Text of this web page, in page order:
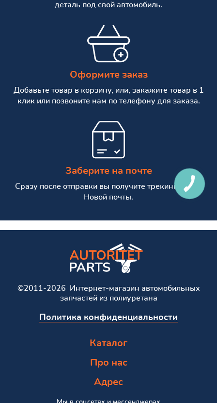
деталь под свой автомобиль.
Оформите заказ
Добавьте товар в корзину, или, закажите товар в 1
клик или позвоните нам по телефону для заказа.
Заберите на почте
Сразу после отправки вы получите трекинг номер
Новой почты.
©2011-2026 Интернет-магазин автомобильных
запчастей из полиуретана
Политика конфиденциальности
Каталог
Про нас
Адрес